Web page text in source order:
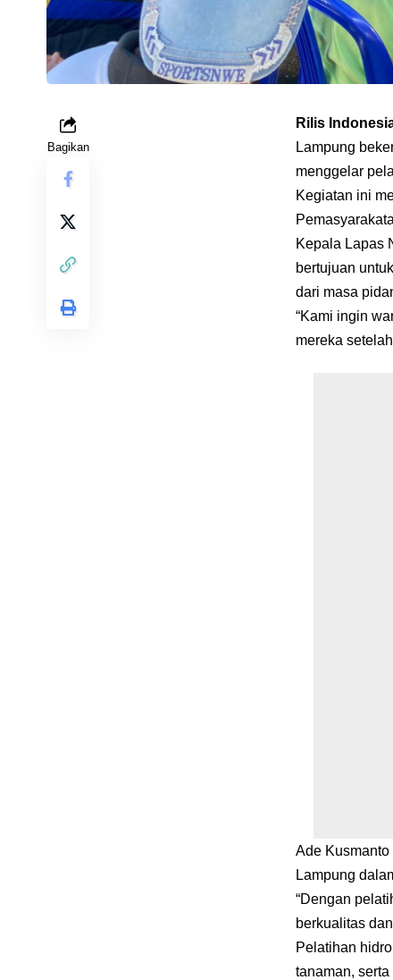
Bagikan
Rilis
Lampung
menggelar
Kegiatan ini
Kepala Lapas
bertujuan
dari masa
“Kami ingin
mereka
Ade
Lampung
“Dengan
berkualitas
Pelatihan
tanaman,